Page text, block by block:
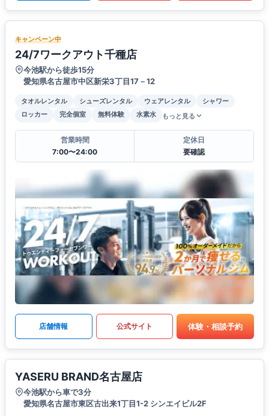
キャンペーン中
24/7ワークアウト千種店
今池駅から徒歩15分
愛知県名古屋市中区新栄3丁目17－12
タオルレンタル シューズレンタル ウェアレンタル
シャワー
ロッカー
完全個室 無料体験 水素水 もっと見る
営業時間
7:00〜24:00
定休日
要確認
店舗情報 公式サイト 体験・相談予約
YASERU BRAND名古屋店
今池駅から車で3分
愛知県名古屋市東区古出来1丁目1-2 シンエイビル2F